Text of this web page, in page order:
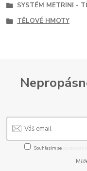
SYSTÉM METRINI -
TĚLOVÉ HMOTY
Souhlasím se